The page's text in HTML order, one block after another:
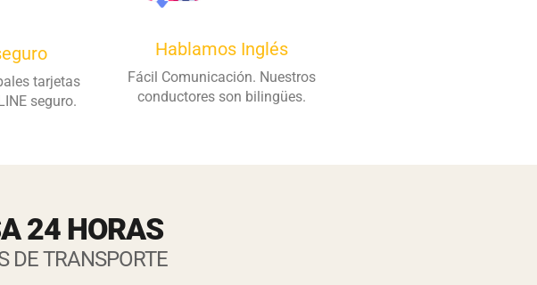
tarjetas
seguro.
Hablamos Inglés
Fácil Comunicación. Nuestros
conductores son bilingües.
24 HORAS
DE TRANSPORTE